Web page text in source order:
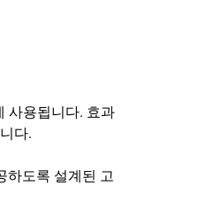
사용됩니다. 효과
다.
하도록 설계된 고